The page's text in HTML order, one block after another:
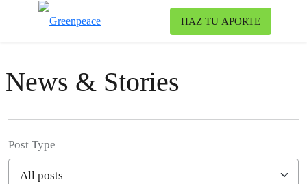
HAZ TU APORTE
News & Stories
Post Type